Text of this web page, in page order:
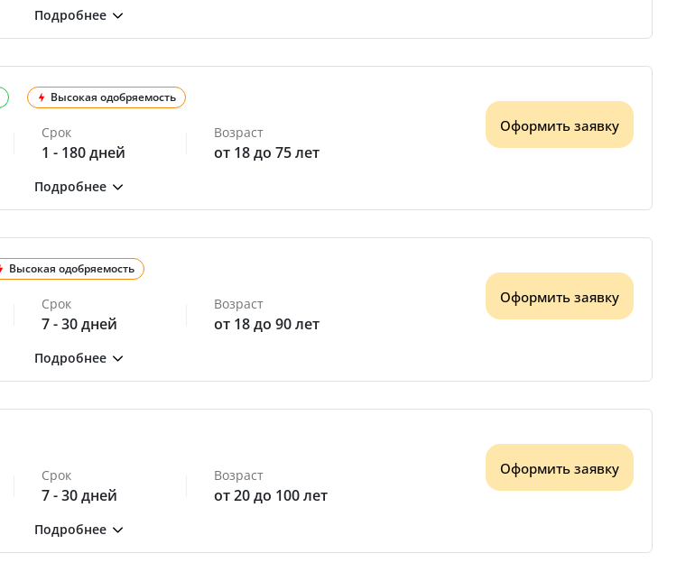
Высокая одобряемость
Срок
1 - 180 дней
Возраст
от 18 до 75 лет
Оформить заявку
Высокая одобряемость
Срок
7 - 30 дней
Возраст
от 18 до 90 лет
Оформить заявку
Срок
7 - 30 дней
Возраст
от 20 до 100 лет
Оформить заявку